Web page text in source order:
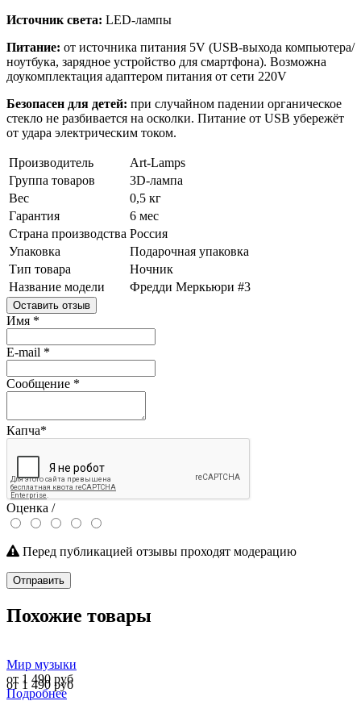
Источник света: LED-лампы
Питание: от источника питания 5V (USB-выхода компьютера/
ноутбука, зарядное устройство для смартфона). Возможна
доукомплектация адаптером питания от сети 220V
Безопасен для детей: при случайном падении органическое
стекло не разбивается на осколки. Питание от USB убережёт
от удара электрическим током.
Производитель
Art-Lamps
Группа товаров
3D-лампа
Вес
0,5 кг
Гарантия
6 мес
Страна производства Россия
Упаковка
Подарочная упаковка
Тип товара
Ночник
Название модели
Фредди Меркьюри #3
Оставить отзыв
Имя *
E-mail *
Сообщение *
Капча*
Оценка /
Перед публикацией отзывы проходят модерацию
Отправить
Похожие товары
Мир музыки
от 1 490 руб
от 1 490 руб
Подробнее